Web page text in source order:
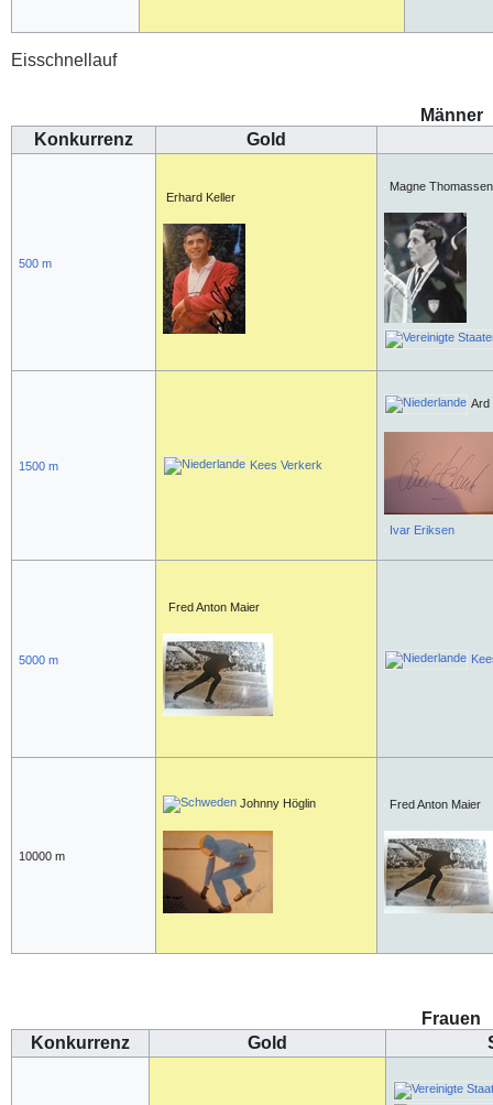
Eisschnellauf
Männer
Konkurrenz
Gold
500 m
Erhard Keller
Magne Thomassen
1500 m Kees Verkerk
Ard
Ivar Eriksen
5000 m
Fred Anton Maier
10000 m
Johnny Höglin Fred Anton Maier
Frauen
Konkurrenz
Gold